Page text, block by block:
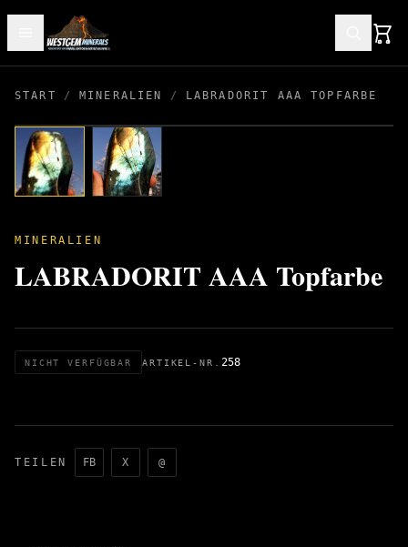
START / MINERALIEN / LABRADORIT AAA TOPFARBE
MINERALIEN
LABRADORIT AAA Topfarbe
NICHT VERFÜGBAR ARTIKEL-NR. 258
TEILEN FB X @